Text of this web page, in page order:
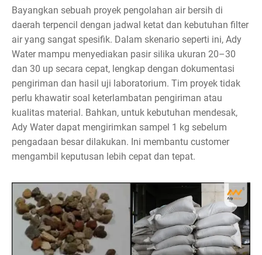
Bayangkan sebuah proyek pengolahan air bersih di
daerah terpencil dengan jadwal ketat dan kebutuhan filter
air yang sangat spesifik. Dalam skenario seperti ini, Ady
Water mampu menyediakan pasir silika ukuran 20–30
dan 30 up secara cepat, lengkap dengan dokumentasi
pengiriman dan hasil uji laboratorium. Tim proyek tidak
perlu khawatir soal keterlambatan pengiriman atau
kualitas material. Bahkan, untuk kebutuhan mendesak,
Ady Water dapat mengirimkan sampel 1 kg sebelum
pengadaan besar dilakukan. Ini membantu customer
mengambil keputusan lebih cepat dan tepat.